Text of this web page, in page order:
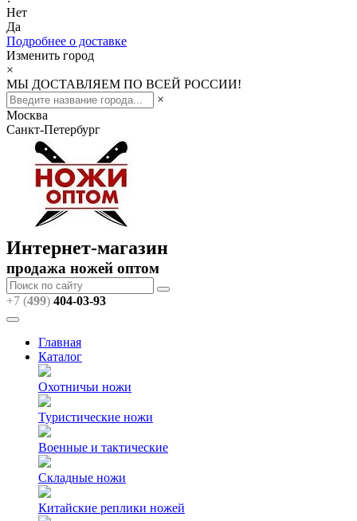
Нет
Да
Подробнее о доставке
Изменить город
×
МЫ ДОСТАВЛЯЕМ ПО ВСЕЙ РОССИИ!
×
Москва
Санкт-Петербург
Интернет-магазин
продажа ножей оптом
+7 (499) 404-03-93
Главная
Каталог
Охотничьи ножи
Туристические ножи
Военные и тактические
Складные ножи
Китайские реплики ножей